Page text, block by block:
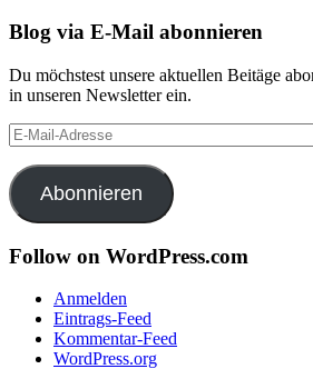
Blog via E-Mail abonnieren
Du möchstest unsere aktuellen Beitäge
in unseren Newsletter ein.
E-
Mail-
Adresse
Abonnieren
Follow on WordPress.com
Anmelden
Eintrags-Feed
Kommentar-Feed
WordPress.org